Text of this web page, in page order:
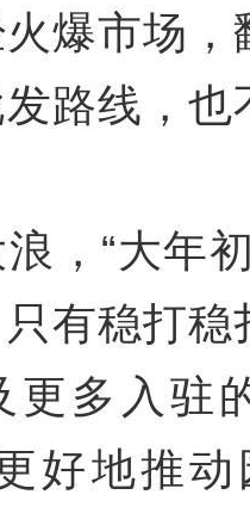
爆市场
路线，
“大年初
有稳打
更多入驻
好地推